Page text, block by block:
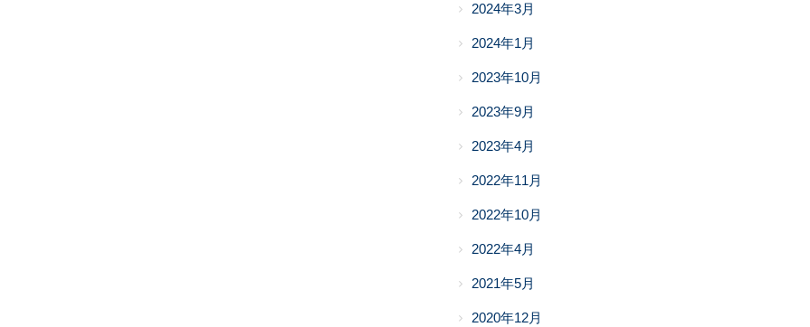
2024年3月
2024年1月
2023年10月
2023年9月
2023年4月
2022年11月
2022年10月
2022年4月
2021年5月
2020年12月